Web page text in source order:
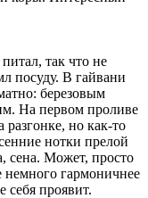
так что не
посуду. В гайвани
березовым
На первом проливе
но как-то
нотки прелой
сена. Может, просто
немного гармоничнее
себя проявит.